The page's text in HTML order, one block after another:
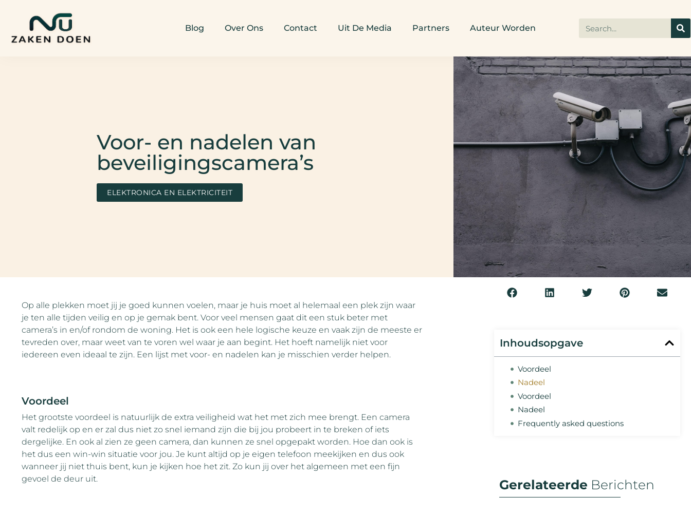
Blog Over Ons Contact Uit De Media Partners Auteur Worden
Voor- en nadelen van
beveiligingscamera’s
ELEKTRONICA EN ELEKTRICITEIT
Op alle plekken moet jij je goed kunnen voelen, maar je huis moet al helemaal een plek zijn waar
je ten alle tijden veilig en op je gemak bent. Voor veel mensen gaat dit een stuk beter met
camera’s in en/of rondom de woning. Het is ook een hele logische keuze en vaak zijn de meeste er
tevreden over, maar weet van te voren wel waar je aan begint. Het hoeft namelijk niet voor
iedereen even ideaal te zijn. Een lijst met voor- en nadelen kan je misschien verder helpen.
Voordeel
Het grootste voordeel is natuurlijk de extra veiligheid wat het met zich mee brengt. Een camera
valt redelijk op en er zal dus niet zo snel iemand zijn die bij jou probeert in te breken of iets
dergelijke. En ook al zien ze geen camera, dan kunnen ze snel opgepakt worden. Hoe dan ook is
het dus een win-win situatie voor jou. Je kunt altijd op je eigen telefoon meekijken en dus ook
wanneer jij niet thuis bent, kun je kijken hoe het zit. Zo kun jij over het algemeen met een fijn
gevoel de deur uit.
Inhoudsopgave
Voordeel
Nadeel
Voordeel
Nadeel
Frequently asked questions
Gerelateerde Berichten